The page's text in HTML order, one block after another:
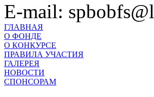
E-mail:
ГЛАВНАЯ
О ФОНДЕ
О КОНКУРСЕ
ПРАВИЛА УЧАСТИЯ
ГАЛЕРЕЯ
НОВОСТИ
СПОНСОРАМ